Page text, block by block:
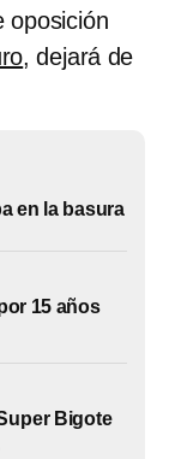
oposición
, dejará de
en la basura
15 años
Bigote